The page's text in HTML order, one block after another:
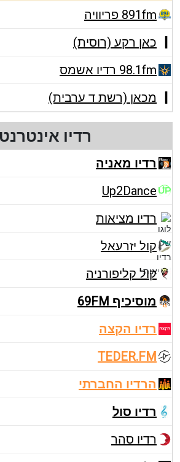
891fm פריוויה
כאן רקע (רוסית)
98.1fm רדיו אשמס
מכאן (רשת ד ערבית)
רדיו אינטרנטי
רדיו מאניה
Up2Dance
רדיו מציאות
קול יזרעאל
קול קליפורניה
מוסיכיף 69FM
רדיו הקצה
TEDER.FM
הרדיו החברתי
רדיו סול
רדיו סהר